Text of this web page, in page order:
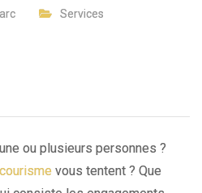
Services
ou plusieurs personnes ?
vous tentent ? Que